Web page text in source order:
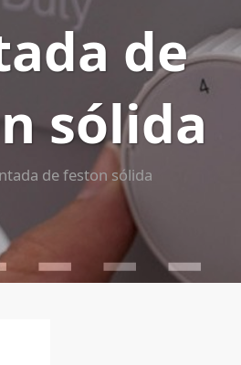
de
sólida
de feston sólida